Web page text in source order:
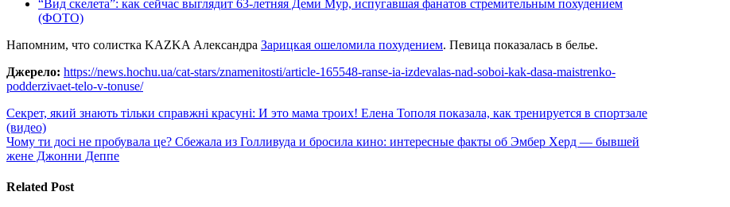
“Вид скелета”: как сейчас выглядит 63-летняя Деми Мур, испугавшая фанатов стремительным похудением
(ФОТО)
Напомним, что солистка KAZKA Александра Зарицкая ошеломила похудением. Певица показалась в белье.
Джерело: https://news.hochu.ua/cat-stars/znamenitosti/article-165548-ranse-ia-izdevalas-nad-soboi-kak-dasa-maistrenko-
podderzivaet-telo-v-tonuse/
Навигация
по
записям
Секрет, який знають тільки справжні красуні: И это мама троих! Елена Тополя показала, как тренируется в спортзале
(видео)
Чому ти досі не пробувала це? Сбежала из Голливуда и бросила кино: интересные факты об Эмбер Херд — бывшей
жене Джонни Деппе
Related Post